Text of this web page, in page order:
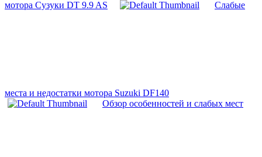
мотора Сузуки DT 9.9 AS Слабые
места и недостатки мотора Suzuki DF140
Обзор особенностей и слабых мест